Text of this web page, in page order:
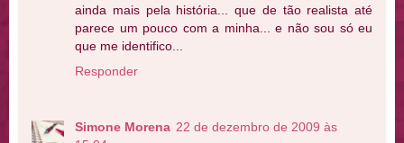
ainda mais pela história... que de tão realista até
parece um pouco com a minha... e não sou só eu
que me identifico...
Responder
Simone Morena 22 de dezembro de 2009 às